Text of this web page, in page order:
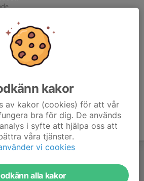
kakor
av kakor (cookies) för att vår
bra för dig. De används
i syfte att hjälpa oss att
våra tjänster.
vi cookies
alla kakor